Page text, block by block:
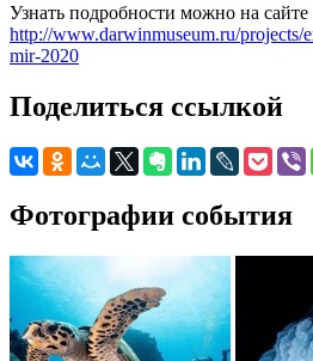
Узнать подробности можно на сайте
http://www.darwinmuseum.ru/
mir-2020
Поделиться ссылкой
Фотографии события